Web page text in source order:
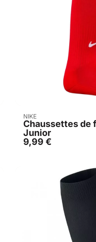
NIKE
Chaussettes de
Junior
9,99€